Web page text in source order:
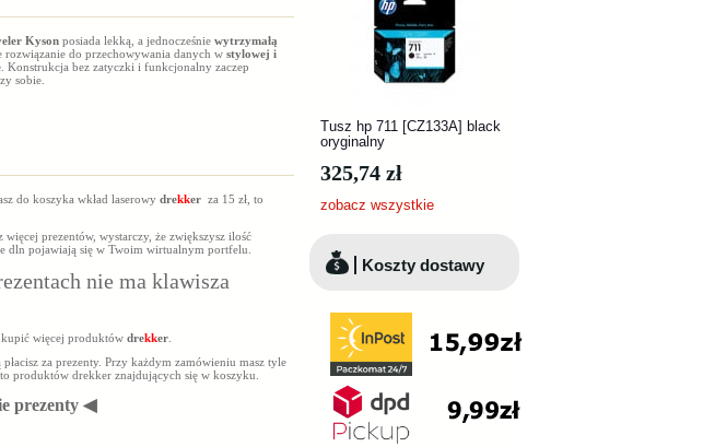
Kyson posiada lekką, a jednocześnie wytrzymałą
rozwiązanie do przechowywania danych w stylowej i
. Konstrukcja bez zatyczki i funkcjonalny zaczep
sobie.
do koszyka wkład laserowy drekker za 15 zł, to
więcej prezentów, wystarczy, że zwiększysz ilość
dln pojawiają się w Twoim wirtualnym portfelu.
nie ma klawisza
kupić więcej produktów drekker.
za prezenty. Przy każdym zamówieniu masz tyle
produktów drekker znajdujących się w koszyku.
prezenty ◀
Tusz hp 711 [CZ133A] black
oryginalny
325,74 zł
zobacz wszystkie
Koszty dostawy